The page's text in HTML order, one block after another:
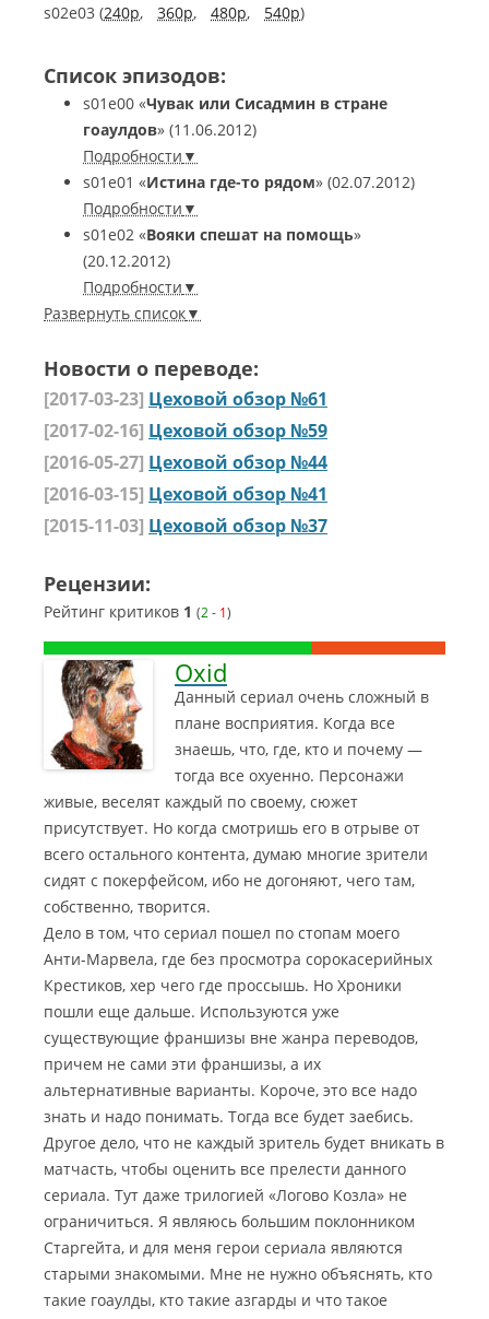
s02e03 (240p, 360p, 480p, 540p)
Список эпизодов:
s01e00 «Чувак или Сисадмин в стране
гоаулдов» (11.06.2012)
Подробности
s01e01 «Истина где-то рядом» (02.07.2012)
Подробности
s01e02 «Вояки спешат на помощь»
(20.12.2012)
Подробности
Развернуть список
Новости о переводе:
[2017-03-23] Цеховой обзор №61
[2017-02-16] Цеховой обзор №59
[2016-05-27] Цеховой обзор №44
[2016-03-15] Цеховой обзор №41
[2015-11-03] Цеховой обзор №37
Рецензии:
Рейтинг критиков 1 (2 - 1)
Oxid
Данный сериал очень сложный в
плане восприятия. Когда все
знаешь, что, где, кто и почему —
тогда все охуенно. Персонажи
живые, веселят каждый по своему, сюжет
присутствует. Но когда смотришь его в отрыве от
всего остального контента, думаю многие зрители
сидят с покерфейсом, ибо не догоняют, чего там,
собственно, творится.
Дело в том, что сериал пошел по стопам моего
Анти-Марвела, где без просмотра сорокасерийных
Крестиков, хер чего где проссышь. Но Хроники
пошли еще дальше. Используются уже
существующие франшизы вне жанра переводов,
причем не сами эти франшизы, а их
альтернативные варианты. Короче, это все надо
знать и надо понимать. Тогда все будет заебись.
Другое дело, что не каждый зритель будет вникать в
матчасть, чтобы оценить все прелести данного
сериала. Тут даже трилогией «Логово Козла» не
ограничиться. Я являюсь большим поклонником
Старгейта, и для меня герои сериала являются
старыми знакомыми. Мне не нужно объяснять, кто
такие гоаулды, кто такие азгарды и что такое